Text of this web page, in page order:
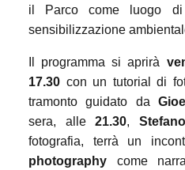
il Parco come luogo di
sensibilizzazione
Il programma si aprirà
17.30 con un tutorial di
tramonto guidato da
sera, alle21.30,
fotografia, terrà un
photography come